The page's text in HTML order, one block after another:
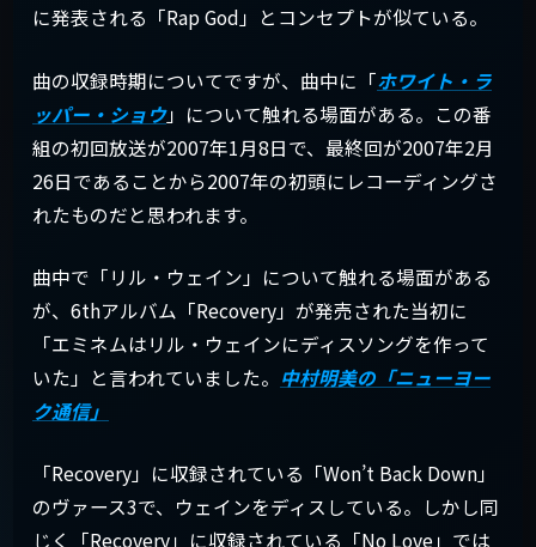
に発表される「Rap God」とコンセプトが似ている。
曲の収録時期についてですが、曲中に「ホワイト・ラ
ッパー・ショウ」について触れる場面がある。この番
組の初回放送が2007年1月8日で、最終回が2007年2月
26日であることから2007年の初頭にレコーディングさ
れたものだと思われます。
曲中で「リル・ウェイン」について触れる場面がある
が、6thアルバム「Recovery」が発売された当初に
「エミネムはリル・ウェインにディスソングを作って
いた」と言われていました。 中村明美の「ニューヨー
ク通信」
「Recovery」に収録されている「Won’t Back Down」
のヴァース3で、ウェインをディスしている。しかし同
じく「Recovery」に収録されている「No Love」では